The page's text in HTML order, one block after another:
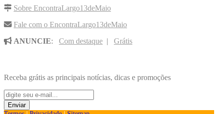
Sobre EncontraLargo13deMaio
Fale com o EncontraLargo13deMaio
ANUNCIE: Com destaque | Grátis
Receba grátis as principais notícias, dicas e promoções